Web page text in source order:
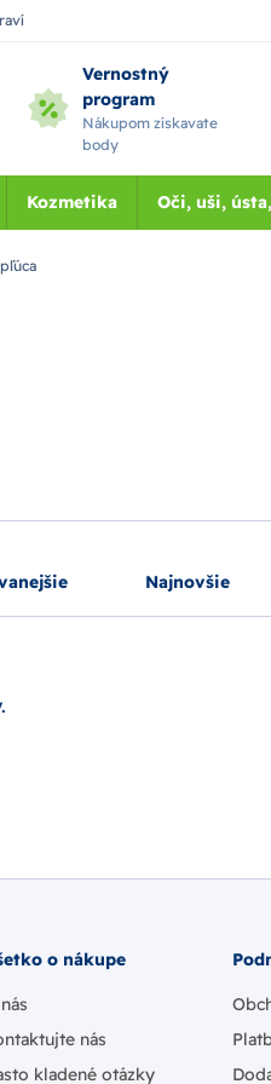
Vernostný
program
Nákupom získavate
body
Kozmetika Oči, uši,
Najnovšie
o nákupe
nás
kladené otázky